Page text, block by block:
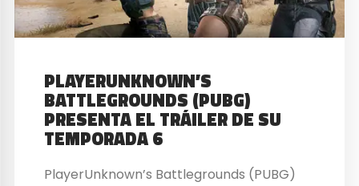
PLAYERUNKNOWN’S
BATTLEGROUNDS (PUBG)
PRESENTA EL TRÁILER DE SU
TEMPORADA 6
PlayerUnknown’s Battlegrounds (PUBG)